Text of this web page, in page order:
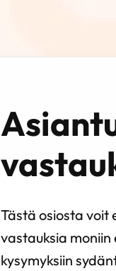
Tästä osiosta voit
vastauksia moniin
kysymyksiin